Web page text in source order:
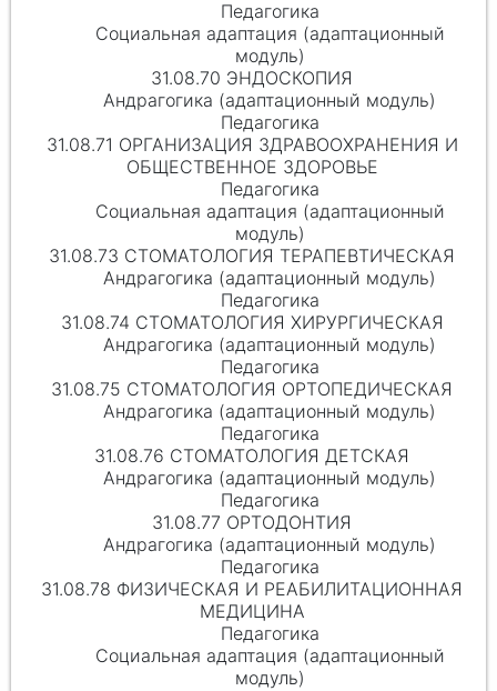
Педагогика
Социальная адаптация (адаптационный
модуль)
31.08.70 ЭНДОСКОПИЯ
Андрагогика (адаптационный модуль)
Педагогика
31.08.71 ОРГАНИЗАЦИЯ ЗДРАВООХРАНЕНИЯ И
ОБЩЕСТВЕННОЕ ЗДОРОВЬЕ
Педагогика
Социальная адаптация (адаптационный
модуль)
31.08.73 СТОМАТОЛОГИЯ ТЕРАПЕВТИЧЕСКАЯ
Андрагогика (адаптационный модуль)
Педагогика
31.08.74 СТОМАТОЛОГИЯ ХИРУРГИЧЕСКАЯ
Андрагогика (адаптационный модуль)
Педагогика
31.08.75 СТОМАТОЛОГИЯ ОРТОПЕДИЧЕСКАЯ
Андрагогика (адаптационный модуль)
Педагогика
31.08.76 СТОМАТОЛОГИЯ ДЕТСКАЯ
Андрагогика (адаптационный модуль)
Педагогика
31.08.77 ОРТОДОНТИЯ
Андрагогика (адаптационный модуль)
Педагогика
31.08.78 ФИЗИЧЕСКАЯ И РЕАБИЛИТАЦИОННАЯ
МЕДИЦИНА
Педагогика
Социальная адаптация (адаптационный
модуль)